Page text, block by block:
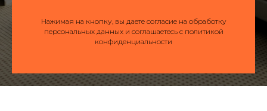
Нажимая на кнопку, вы даете согласие на обработку
персональных данных и соглашаетесь c политикой
конфиденциальности